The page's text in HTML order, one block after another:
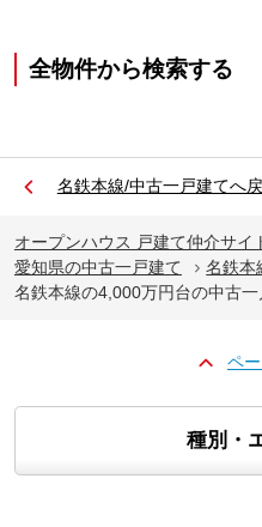
全物件から検索する
名鉄本線/中古一戸建てへ
オープンハウス 戸建て仲介サイ
愛知県の中古一戸建て
名鉄本
名鉄本線の4,000万円台の中古
ペ
種別・